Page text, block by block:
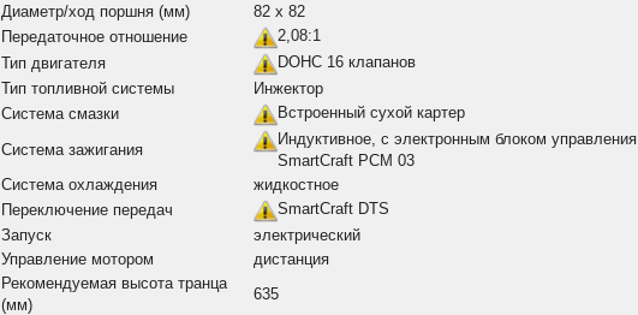
Диаметр/ход поршня (мм)
82 х 82
Передаточное отношение
2,08:1
Тип двигателя
DOHC 16 клапанов
Тип топливной системы
Инжектор
Система смазки
Встроенный сухой картер
Система зажигания
Индуктивное, с электронным блоком управления
SmartCraft PCM 03
Система охлаждения
жидкостное
Переключение передач
SmartCraft DTS
Запуск
электрический
Управление мотором
дистанция
Рекомендуемая высота транца
(мм)
635